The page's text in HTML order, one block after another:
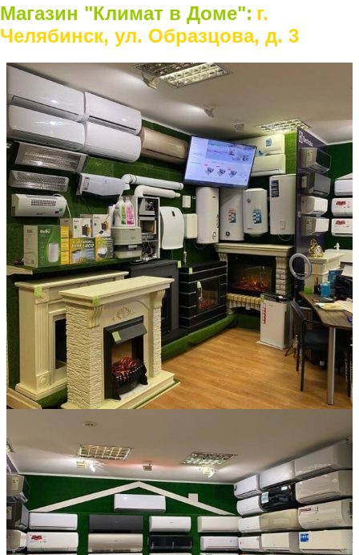
Магазин "Климат в Доме": г.
Челябинск, ул. Образцова, д. 3